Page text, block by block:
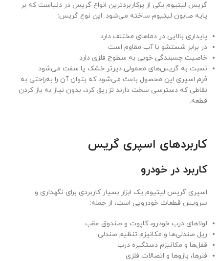
گریس لیتیوم یکی از پرکاربردترین انواع گریس در دنیاست که بر
پایه صابون لیتیوم ساخته می‌شود. این نوع گریس:
پایداری بالایی در دماهای مختلف دارد
در برابر شستشو با آب مقاوم است
خاصیت چسبندگی خوبی به سطوح فلزی دارد
نسبت به گریس‌های معمولی دیرتر خشک یا سفت می‌شود
فرم اسپری این محصول باعث می‌شود که بتوان آن را به‌راحتی به
نقاطی که دسترسی سخت دارند تزریق کرد، بدون نیاز به باز کردن
قطعه.
کاربردهای اسپری گریس
کاربرد در خودرو
اسپری گریس لیتیوم یک ابزار بسیار کاربردی برای نگهداری و
سرویس قطعات خودرویی است، از جمله:
لولاهای درب خودرو، کاپوت و صندوق عقب
ریل صندلی‌ها و مکانیزم تنظیم صندلی
قفل‌ها و مکانیزم دستگیره درب
فنرها، بازوها و اتصالات فلزی